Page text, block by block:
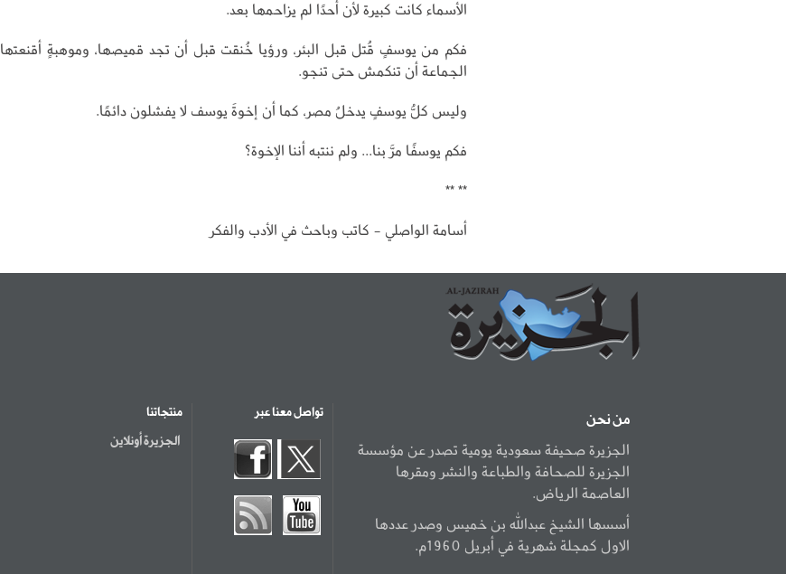
الأسماء كانت كبيرة لأن أحدًا لم يزاحمها بعد.
فكم من يوسفٍ قُتل قبل البئر، ورؤيا خُنقت قبل أن تجد قميصها، وموهبةٍ أقنعتها
الجماعة أن تنكمش حتى تنجو.
وليس كلُّ يوسفٍ يدخلُ مصر، كما أن إخوةَ يوسف لا يفشلون دائمًا.
فكم يوسفًا مرَّ بنا... ولم ننتبه أننا الإخوة؟
** **
أسامة الواصلي - كاتب وباحث في الأدب والفكر
من نحن
الجزيرة صحيفة سعودية يومية تصدر عن مؤسسة
الجزيرة للصحافة والطباعة والنشر ومقرها
العاصمة الرياض.
أسسها الشيخ عبدالله بن خميس وصدر عددها
الاول كمجلة شهرية في أبريل 1960م.
تواصل معنا عبر منتجاتنا
الجزيرة أونلاين